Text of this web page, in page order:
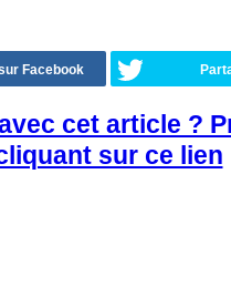
Facebook
cet article ?
sur ce lien